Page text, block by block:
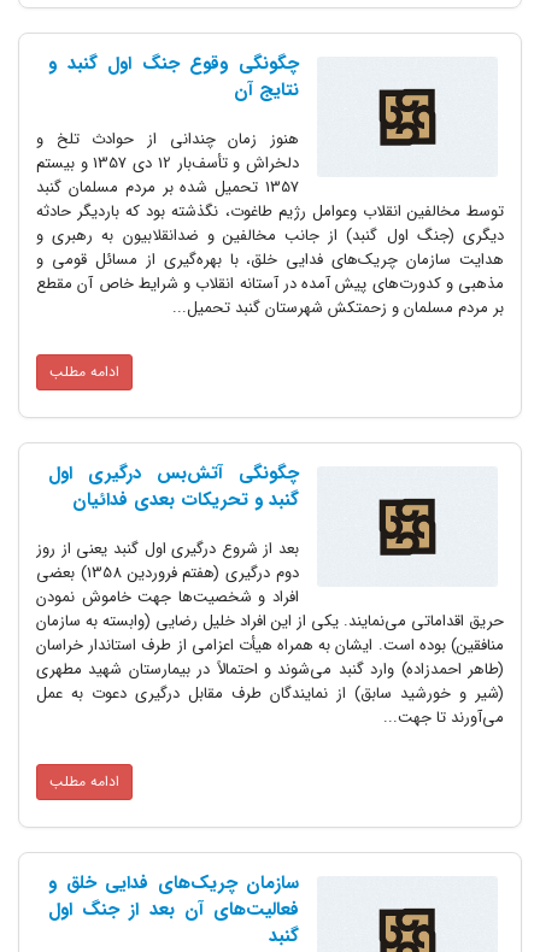
چگونگی وقوع جنگ اول گنبد و
نتایج آن
هنوز زمان چندانی از حوادث تلخ و
دلخراش و تأسف‌بار 12 دی 1357 و بیستم
1357 تحمیل شده بر مردم مسلمان گنبد
توسط مخالفین انقلاب وعوامل رژیم طاغوت، نگذشته بود که باردیگر حادثه
دیگری (جنگ اول گنبد) از جانب مخالفین و ضدانقلابیون به رهبری و
هدایت سازمان چریک‌های فدایی خلق، با بهره‌گیری از مسائل قومی و
مذهبی و کدورت‌های پیش آمده در آستانه انقلاب و شرایط خاص آن مقطع
بر مردم مسلمان و زحمتکش شهرستان گنبد تحمیل...
ادامه مطلب
چگونگی آتش‌بس درگیری اول
گنبد و تحریکات بعدی فدائیان
بعد از شروع درگیری اول گنبد یعنی از روز
دوم درگیری (هفتم فروردین 1358) بعضی
افراد و شخصیت‌ها جهت خاموش نمودن
حریق اقداماتی می‌نمایند. یکی از این افراد خلیل رضایی (وابسته به سازمان
منافقین) بوده است. ایشان به همراه هیأت اعزامی از طرف استاندار خراسان
(طاهر احمدزاده) وارد گنبد می‌شوند و احتمالاً در بیمارستان شهید مطهری
(شیر و خورشید سابق) از نمایندگان طرف مقابل درگیری دعوت به عمل
می‌آورند تا جهت...
ادامه مطلب
سازمان چریک‌های فدایی خلق و
فعالیت‌های آن بعد از جنگ اول
گنبد